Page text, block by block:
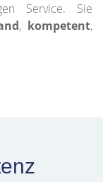
Service. Sie
, kompetent,